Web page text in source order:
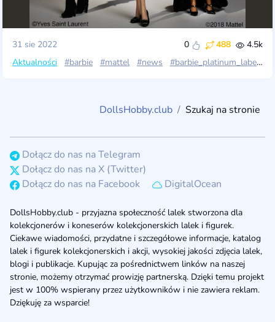
31 sie 2022 0 488
4.5k
Aktualności
#barbie #mattel #news #barbie_platinum_label
DollsHobby.club Szukaj na stronie
Dołącz do nas na Telegram
Dołącz do nas na X (Twitter)
Dołącz do nas na Facebook
DigitalOcean
DollsHobby.club - przyjazna społeczność lalek stworzona dla
kolekcjonerów i koneserów kolekcjonerskich lalek i figurek.
Ciekawe wiadomości, przydatne i szczegółowe informacje, katalog
lalek i figurek kolekcjonerskich i akcji, wysokiej jakości zdjęcia lalek,
blogi i publikacje. Kupując za pośrednictwem linków na naszej
stronie, możemy otrzymać prowizję partnerską. Dzięki temu projekt
jest w 100% wspierany przez użytkowników i nie zawiera reklam.
Dziękuję za wsparcie!